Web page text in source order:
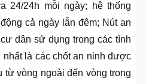
24/24h mỗi ngày; hệ thống
cả ngày lẫn đêm; Nút an
dân sử dụng trong các tình
là các chốt an ninh được
từ vòng ngoài đến vòng trong